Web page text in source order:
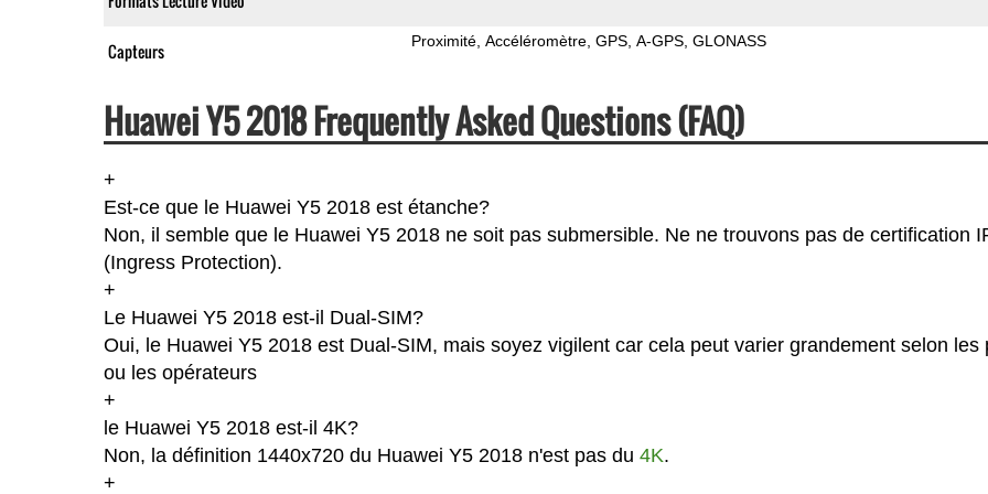
Capteurs Proximité Accéléromètre GPS A-GPS GLONASS
Huawei Y5 2018 Frequently Asked Questions (FAQ)
+
Est-ce que le Huawei Y5 2018 est étanche?
Non, il semble que le Huawei Y5 2018 ne soit pas submersible. Ne ne trouvons pas de certification
(Ingress Protection).
+
Le Huawei Y5 2018 est-il Dual-SIM?
Oui, le Huawei Y5 2018 est Dual-SIM, mais soyez vigilent car cela peut varier grandement selon les
ou les opérateurs
+
le Huawei Y5 2018 est-il 4K?
Non, la définition 1440x720 du Huawei Y5 2018 n'est pas du 4K.
+